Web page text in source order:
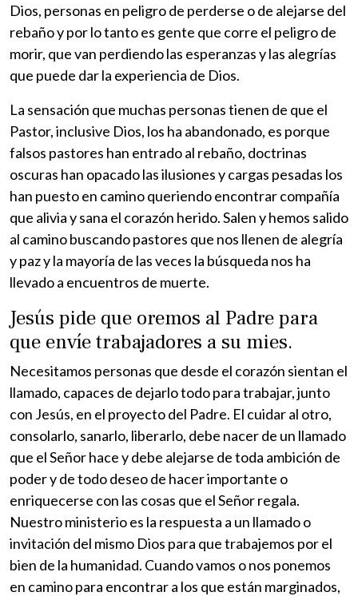
Dios, personas en peligro de perderse o de alejarse del
rebaño y por lo tanto es gente que corre el peligro de
morir, que van perdiendo las esperanzas y las alegrías
que puede dar la experiencia de Dios.
La sensación que muchas personas tienen de que el
Pastor, inclusive Dios, los ha abandonado, es porque
falsos pastores han entrado al rebaño, doctrinas
oscuras han opacado las ilusiones y cargas pesadas los
han puesto en camino queriendo encontrar compañía
que alivia y sana el corazón herido. Salen y hemos salido
al camino buscando pastores que nos llenen de alegría
y paz y la mayoría de las veces la búsqueda nos ha
llevado a encuentros de muerte.
Jesús pide que oremos al Padre para
que envíe trabajadores a su mies.
Necesitamos personas que desde el corazón sientan el
llamado, capaces de dejarlo todo para trabajar, junto
con Jesús, en el proyecto del Padre. El cuidar al otro,
consolarlo, sanarlo, liberarlo, debe nacer de un llamado
que el Señor hace y debe alejarse de toda ambición de
poder y de todo deseo de hacer importante o
enriquecerse con las cosas que el Señor regala.
Nuestro ministerio es la respuesta a un llamado o
invitación del mismo Dios para que trabajemos por el
bien de la humanidad. Cuando vamos o nos ponemos
en camino para encontrar a los que están marginados,